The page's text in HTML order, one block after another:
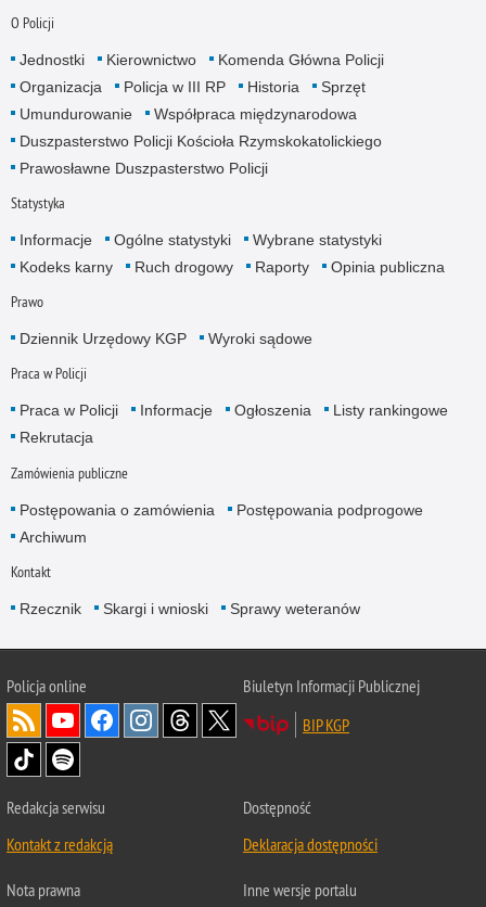
O Policji
Jednostki Kierownictwo
Komenda Główna Policji
Organizacja
Policja w III RP Historia
Sprzęt
Umundurowanie
Współpraca międzynarodowa
Duszpasterstwo Policji Kościoła Rzymskokatolickiego
Prawosławne Duszpasterstwo Policji
Statystyka
Informacje Ogólne statystyki
Wybrane statystyki
Kodeks karny
Ruch drogowy Raporty Opinia publiczna
Prawo
Dziennik Urzędowy KGP Wyroki sądowe
Praca w Policji
Praca w Policji Informacje Ogłoszenia
Listy rankingowe
Rekrutacja
Zamówienia publiczne
Postępowania o zamówienia
Postępowania podprogowe
Archiwum
Kontakt
Rzecznik Skargi i wnioski Sprawy weteranów
Policjaonline
Biuletyn Informacji Publicznej
BIP KGP
Redakcja serwisu
Kontakt z redakcją
Dostępność
Deklaracja dostępności
Nota prawna Inne wersje portalu